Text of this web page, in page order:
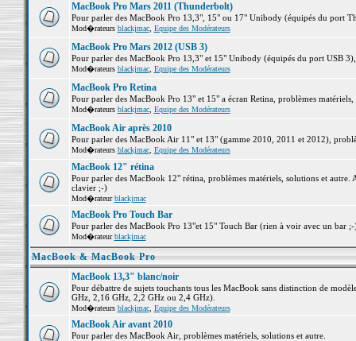
MacBook Pro Mars 2011 (Thunderbolt)
Pour parler des MacBook Pro 13,3", 15" ou 17" Unibody (équipés du port
Mod�rateurs blackjmac, Equipe des Modérateurs
MacBook Pro Mars 2012 (USB 3)
Pour parler des MacBook Pro 13,3" et 15" Unibody (équipés du port USB
Mod�rateurs blackjmac, Equipe des Modérateurs
MacBook Pro Retina
Pour parler des MacBook Pro 13" et 15" a écran Retina, problèmes matériels,
Mod�rateurs blackjmac, Equipe des Modérateurs
MacBook Air après 2010
Pour parler des MacBook Air 11" et 13" (gamme 2010, 2011 et 2012),
Mod�rateurs blackjmac, Equipe des Modérateurs
MacBook 12" rétina
Pour parler des MacBook 12" rétina, problèmes matériels, solutions et
clavier ;-)
Mod�rateurblackjmac
MacBook Pro Touch Bar
Pour parler des MacBook Pro 13"et 15" Touch Bar (rien à voir avec un bar
Mod�rateurblackjmac
MacBook & MacBook Pro
MacBook 13,3" blanc/noir
Pour débattre de sujets touchants tous les MacBook sans distinction de
GHz, 2,16 GHz, 2,2 GHz ou 2,4 GHz).
Mod�rateurs blackjmac, Equipe des Modérateurs
MacBook Air avant 2010
Pour parler des MacBook Air, problèmes matériels, solutions et autre.